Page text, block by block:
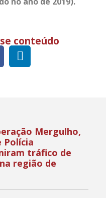
conteúdo
Mergulho,
Polícia
tráfico de
região de